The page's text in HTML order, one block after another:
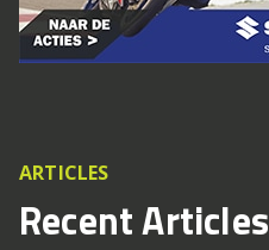
ARTICLES
Recent Articles